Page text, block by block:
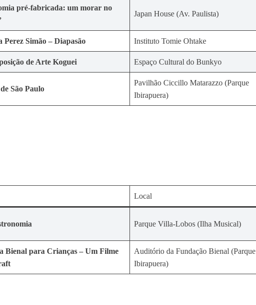
pré-fabricada: um morar no
Japan House (Av. Paulista)
Perez Simão – Diapasão Instituto Tomie Ohtake
de Arte Koguei Espaço Cultural do Bunkyo
São Paulo
Pavilhão Ciccillo Matarazzo (Parque
Ibirapuera)
Local
Parque Villa-Lobos (Ilha Musical)
Bienal para Crianças – Um Filme
Auditório da Fundação Bienal (Parque
Ibirapuera)